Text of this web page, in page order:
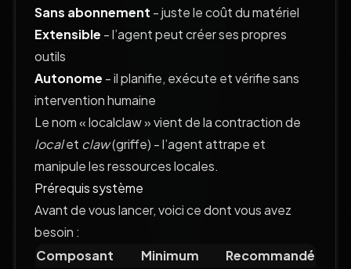
Sans abonnement - juste le coût du matériel
Extensible - l’agent peut créer ses propres
outils
Autonome - il planifie, exécute et vérifie sans
intervention humaine
Le nom « localclaw » vient de la contraction de
localet claw(griffe) - l’agent attrape et
manipule les ressources locales.
Prérequis système
Avant de vous lancer, voici ce dont vous avez
besoin :
Composant
Minimum
Recommandé